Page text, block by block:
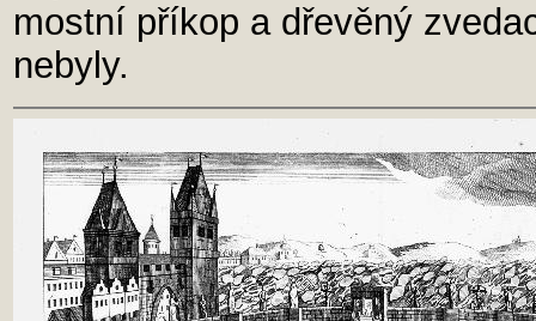
mostní příkop a dřevěný
nebyly.